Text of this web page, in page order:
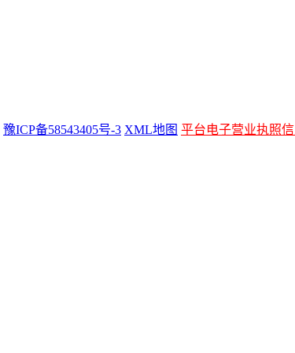
豫ICP备58543405号-3 XML地图 平台电子营业执照